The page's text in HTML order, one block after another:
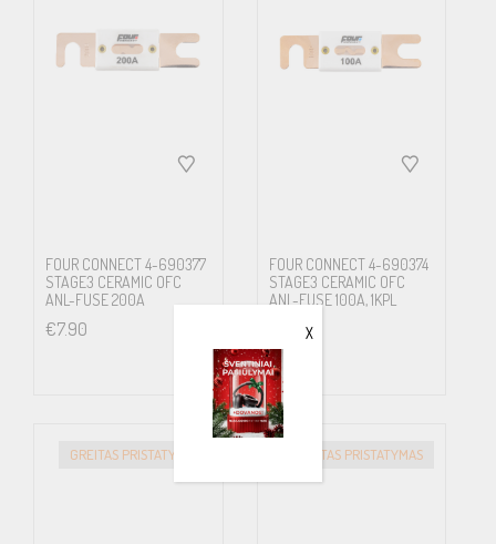
FOUR CONNECT 4-690377
STAGE3 CERAMIC OFC
ANL-FUSE 200A
€7.90
FOUR CONNECT 4-690374
STAGE3 CERAMIC OFC
ANL-FUSE 100A, 1KPL
7.90
GREITAS PRISTATYMAS GREITAS PRISTATYMAS
X